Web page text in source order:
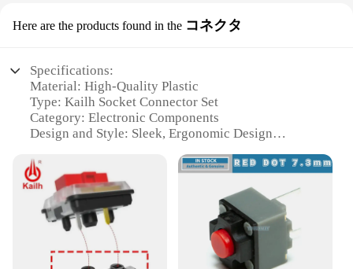
Here are the products found in the コネクタ
Specifications:
Material: High-Quality Plastic
Type: Kailh Socket Connector Set
Category: Electronic Components
Design and Style: Sleek, Ergonomic Design
Projects
Performance and Property: Durable and Reliable
Features:
**Enhanced Connectivity and Reliability**
The Kailh Socket Connector Set is a must-have for
anyone involved in the world of electronics. These